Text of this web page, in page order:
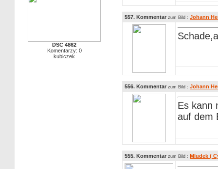
DSC 4862
Komentarzy: 0
kubiczek
557. Kommentar zum Bild : Johann
556. Kommentar zum Bild : Johann
Es kann
auf dem
555. Kommentar zum Bild : Mludek (